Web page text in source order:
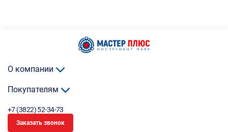
О компании
Покупателям
+7 (3822) 52-34-73
Заказать звонок